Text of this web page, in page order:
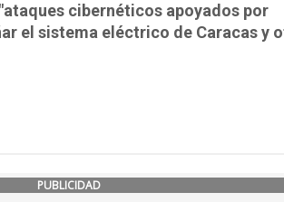
cibernéticos apoyados por
el sistema eléctrico de Caracas y
PUBLICIDAD